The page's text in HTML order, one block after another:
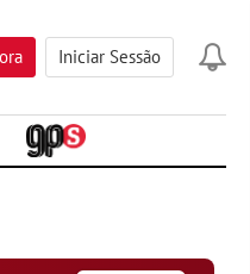
Iniciar Sessão